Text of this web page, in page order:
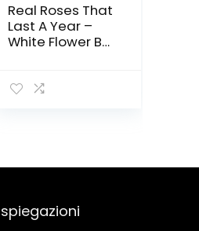
Real Roses That
Last A Year –
White Flower Box
spiegazioni